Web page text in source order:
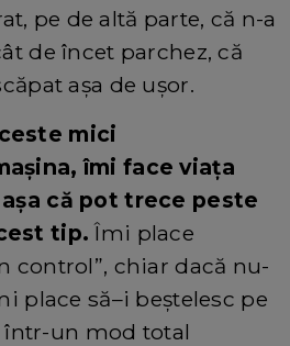
pe de altă parte, că n-a
de încet parchez, că
așa de ușor.
mici
îmi face viața
că pot trece peste
tip. Îmi place
control”, chiar dacă nu-
place să–i beștelesc pe
un mod total